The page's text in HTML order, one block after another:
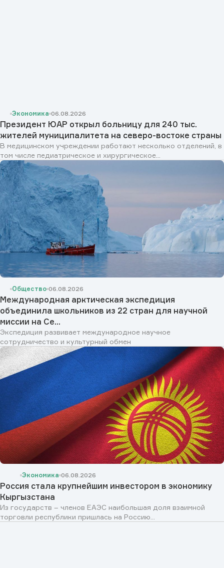
Экономика 06.08.2026
Президент ЮАР открыл больницу для 240 тыс.
жителей муниципалитета на северо-востоке страны
В медицинском учреждении работают несколько отделений, в
том числе педиатрическое и хирургическое...
Общество 06.08.2026
Международная арктическая экспедиция
объединила школьников из 22 стран для научной
миссии на Се...
Экспедиция развивает международное научное
сотрудничество и культурный обмен
Экономика 06.08.2026
Россия стала крупнейшим инвестором в экономику
Кыргызстана
Из государств – членов ЕАЭС наибольшая доля взаимной
торговли республики пришлась на Россию...